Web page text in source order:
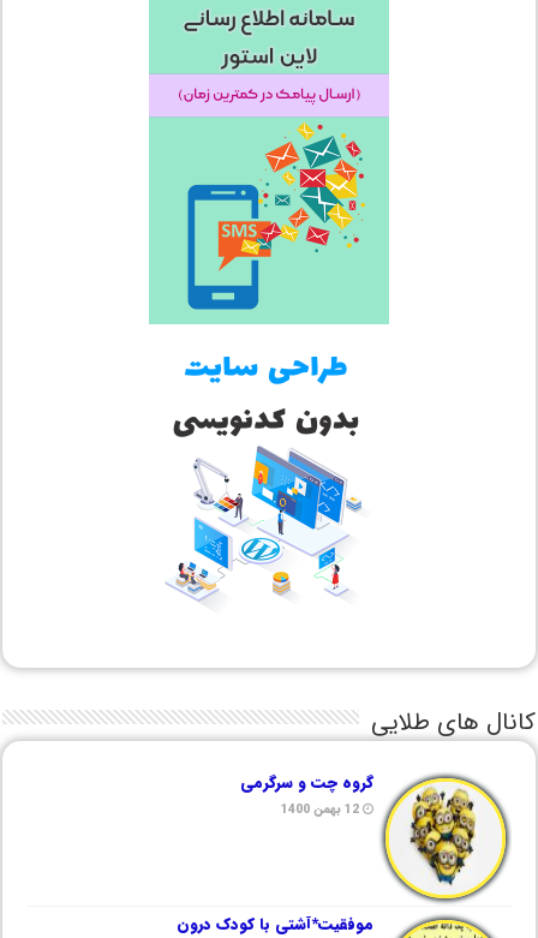
کانال های طلایی
گروه چت و سرگرمی
12 بهمن 1400
موفقیت*آشتی با کودک درون